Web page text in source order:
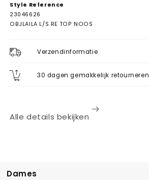
Style Reference
23046626
OBJLAILA L/S RE TOP NOOS
Verzendinformatie
30 dagen gemakkelijk retourneren
Alle details bekijken
Dames